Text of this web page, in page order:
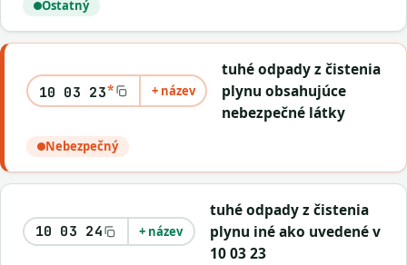
Ostatný
10 03 23* + název
tuhé odpady z čistenia
plynu obsahujúce
nebezpečné látky
Nebezpečný
10 03 24 + název
tuhé odpady z čistenia
plynu iné ako uvedené v
10 03 23